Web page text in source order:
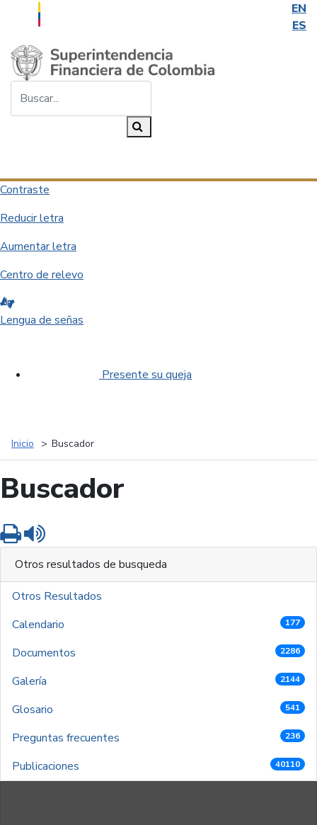
EN
ES
Saltar al contenido principal
Contraste
Reducir letra
Aumentar letra
Centro de relevo
Lengua de señas
Presente su queja
Inicio Buscador
Buscador
Imprimir
Otros resultados de busqueda
Otros Resultados
Calendario
177
Documentos 2286
Galería 2144
Glosario 541
Preguntas frecuentes 236
Publicaciones 40110